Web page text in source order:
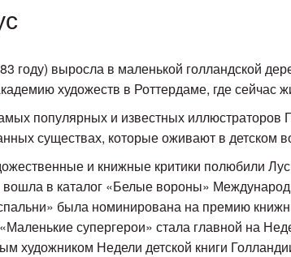
году) выросла в маленькой голландской
художеств в Роттердаме, где сейчас
популярных и известных
существах, которые оживают в детском
и книжные критики полюбили
в каталог «Белые вороны»
была номинирована на премию
супергерои» стала главной на
художником Недели детской книги